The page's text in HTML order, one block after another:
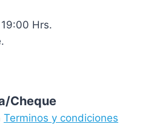
Hrs.
Cheque
Terminos y condiciones